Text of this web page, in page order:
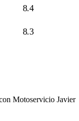
8.4
8.3
Motoservicio Javier